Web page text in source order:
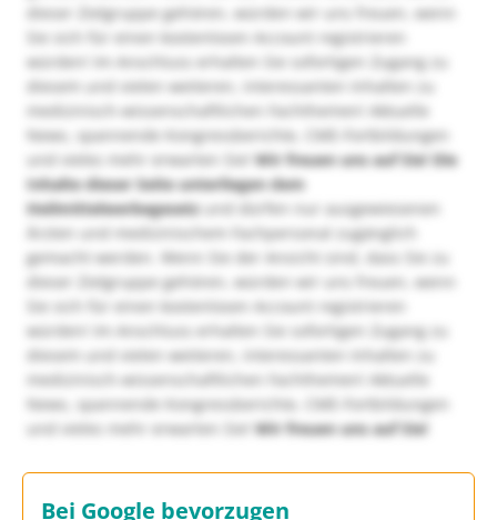
dieser Zielgruppe gehören, würden wir uns freuen, wenn
Sie sich für einen kostenlosen Account registrieren
würden! Im Anschluss erhalten Sie sofortigen Zugang zu
diesem und vielen weiteren, interessanten Inhalten zu
medizinisch-wissenschaftlichen Fachthemen! Aktuelle
News, spannende Kongressberichte, CME-Fortbildungen
und vieles mehr erwarten Sie!Wir freuen uns auf Sie! Die
Inhalte dieser Seite unterliegen dem
Heilmittelwerbegesetzund dürfen nur ausgewiesenen
Ärzten und medizinischem Fachpersonal zugänglich
gemacht werden. Wenn Sie der Ansicht sind, dass Sie zu
dieser Zielgruppe gehören, würden wir uns freuen, wenn
Sie sich für einen kostenlosen Account registrieren
würden! Im Anschluss erhalten Sie sofortigen Zugang zu
diesem und vielen weiteren, interessanten Inhalten zu
medizinisch-wissenschaftlichen Fachthemen! Aktuelle
News, spannende Kongressberichte, CME-Fortbildungen
und vieles mehr erwarten Sie!Wir freuen uns auf Sie!
Bei Google bevorzugen